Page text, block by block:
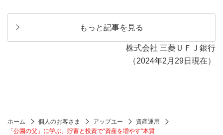
もっと記事を見る
株式会社 三菱ＵＦＪ銀行
（2024年2月29日現在）
ホーム 個人のお客さま アップユー
資産運用
「公園の父」に学ぶ、貯蓄と投資で“資産を増やす”本質